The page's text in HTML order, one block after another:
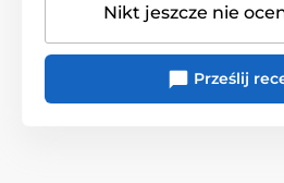
Nikt jeszcze nie
Prześlij